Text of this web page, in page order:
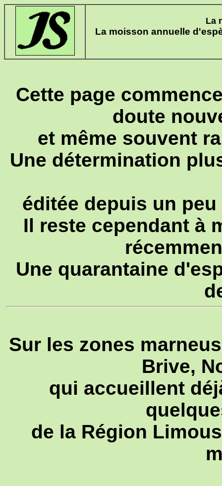
La
La moisson annuelle
Cette page
doute
et même souvent
Une détermination
éditée depuis un
Il reste cependant à
Une quarantaine
Sur les zones
Brive,
qui accueillent
de la Région